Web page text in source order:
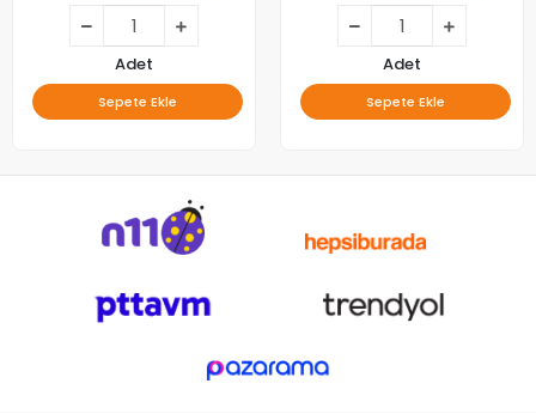
Adet
Sepete Ekle
Adet
Sepete Ekle